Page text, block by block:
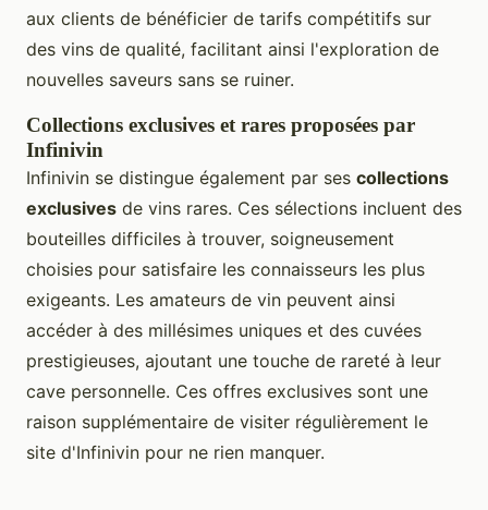
aux clients de bénéficier de tarifs compétitifs sur
des vins de qualité, facilitant ainsi l'exploration de
nouvelles saveurs sans se ruiner.
Collections exclusives et rares proposées par
Infinivin
Infinivin se distingue également par ses collections
exclusives de vins rares. Ces sélections incluent des
bouteilles difficiles à trouver, soigneusement
choisies pour satisfaire les connaisseurs les plus
exigeants. Les amateurs de vin peuvent ainsi
accéder à des millésimes uniques et des cuvées
prestigieuses, ajoutant une touche de rareté à leur
cave personnelle. Ces offres exclusives sont une
raison supplémentaire de visiter régulièrement le
site d'Infinivin pour ne rien manquer.